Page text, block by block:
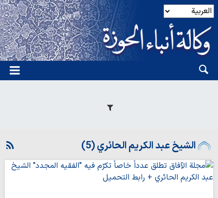
الشيخ عبد الكريم الحائري (5)